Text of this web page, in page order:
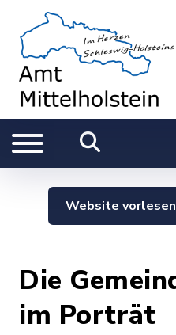
Website vorlesen
Die
im Porträt